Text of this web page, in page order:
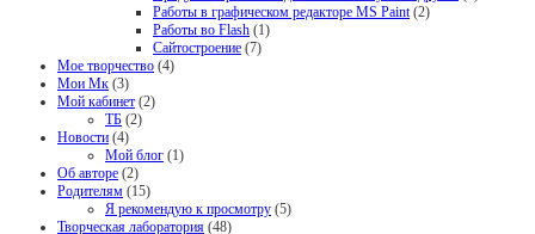
Работы в графическом редакторе MS Paint(2)
Работы во Flash (1)
Сайтостроение (7)
Мое творчество (4)
Мои Мк (3)
Мой кабинет (2)
ТБ (2)
Новости (4)
Мой блог (1)
Об авторе (2)
Родителям (15)
Я рекомендую к просмотру (5)
Творческая лаборатория (48)